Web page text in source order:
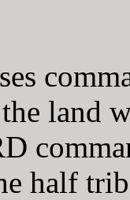
land
half